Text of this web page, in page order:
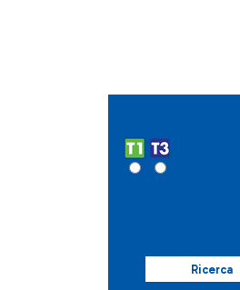
Ricerca